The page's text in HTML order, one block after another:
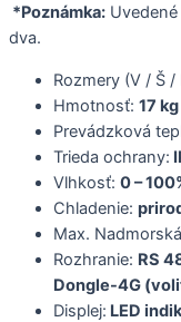
*Poznámka:
dva.
Rozmery (V / Š /
Hmotnosť: 17 kg
Prevádzková
Trieda ochrany:
Vlhkosť: 0 –
Chladenie:
Max.
Rozhranie: RS
Dongle-4G
Displej: LED